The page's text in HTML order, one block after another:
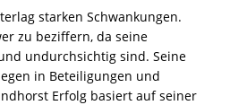
starken Schwankungen.
zu beziffern, da seine
undurchsichtig sind. Seine
in Beteiligungen und
Erfolg basiert auf seiner